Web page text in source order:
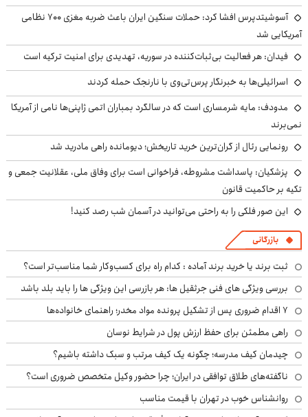
آسوشیتدپرس افشا کرد: حملات سنگین ایران باعث ضربه مغزی ۷۰۰ نظامی
آمریکایی شد
فیدان: هر فعالیت بی‌ثبات‌کننده در سوریه، تهدیدی برای امنیت ترکیه است
اسرائیلی‌ها به خبرنگار پرس‌تی‌وی با نارنجک حمله کردند
مدودف: مایه شرمساری است که در سالگرد بمباران اتمی ژاپنی‌ها نامی از آمریکا
نمی‌برند
رونمایی رئال از گران‌ترین خرید تاریخش؛ دیومانده راهی مادرید شد
پزشکیان: پاسداشت مشروطه، فراخوانی است برای وفاق ملی، عقلانیت جمعی و
تکیه بر حاکمیت قانون
این صور فلکی را به راحتی می‌توانید در آسمان شب رصد کنید!
بازرگانی
ثبت برند یا خرید برند آماده : کدام راه برای کسب‌وکار شما مناسب‌تر است؟
بررسی ویژگی های فنی جرثقیل ها: هر بازرسی این ویژگی ها را باید بلد باشد
۷ اقدام ضروری پس از تشکیل پرونده مواد مخدر؛ راهنمای خانواده‌ها
راهی مطمئن برای حفظ ارزش پول در شرایط نوسان
چیدمان کیف مدرسه؛ چگونه یک کیف مرتب و سبک داشته باشیم؟
ناگفته‌های طلاق توافقی در ایران؛ چرا حضور وکیل متخصص ضروری است؟
روانشناس خوب در تهران با قیمت مناسب